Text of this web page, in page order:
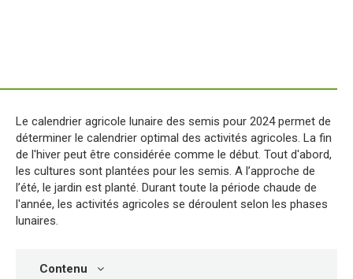
Le calendrier agricole lunaire des semis pour 2024 permet de
déterminer le calendrier optimal des activités agricoles. La fin
de l'hiver peut être considérée comme le début. Tout d'abord,
les cultures sont plantées pour les semis. A l’approche de
l’été, le jardin est planté. Durant toute la période chaude de
l'année, les activités agricoles se déroulent selon les phases
lunaires.
Contenu